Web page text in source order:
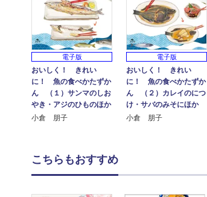
電子版
おいしく！ きれい
に！ 魚の食べかたずか
ん （１）サンマのしお
やき・アジのひものほか
小倉 朋子
電子版
おいしく！ きれい
に！ 魚の食べかたずか
ん （２）カレイのにつ
け・サバのみそにほか
小倉 朋子
こちらもおすすめ